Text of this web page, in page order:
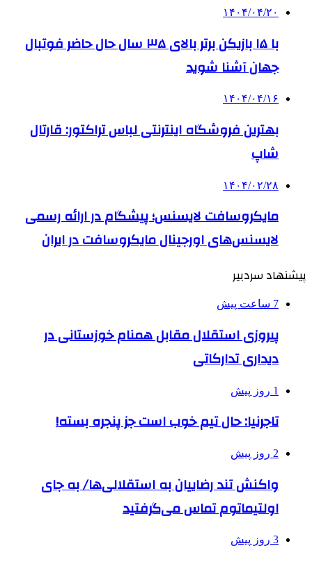
۱۴۰۴/۰۴/۲۰
با ۱۵ بازیکن برتر بالای ۳۵ سال حال حاضر فوتبال
جهان آشنا شوید
۱۴۰۴/۰۴/۱۶
بهترین فروشگاه اینترنتی لباس تراکتور: قارتال
شاپ
۱۴۰۴/۰۲/۲۸
مایکروسافت لایسنس؛ پیشگام در ارائه رسمی
لایسنس‌های اورجینال مایکروسافت در ایران
پیشنهاد سردبیر
7 ساعت پیش
پیروزی استقلال مقابل همنام خوزستانی در
دیداری تدارکاتی
1 روز پیش
تاجرنیا: حال تیم خوب است جز پنجره بسته!
2 روز پیش
واکنش تند رضاییان به استقلالی‌ها/ به جای
اولتیماتوم تماس می‌گرفتید
3 روز پیش